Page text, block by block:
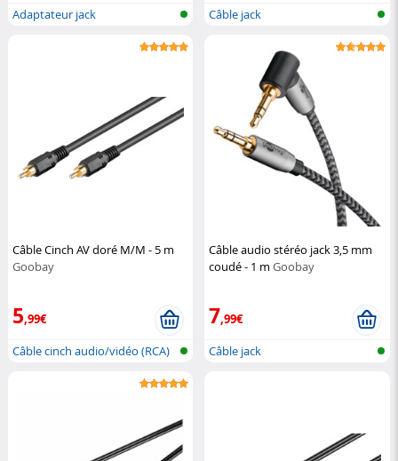
Adaptateur jack
Câble jack
Câble Cinch AV doré M/M - 5 m
Goobay
5,99€
Câble cinch audio/vidéo (RCA)
Câble audio stéréo jack 3,5 mm
coudé - 1 mGoobay
7,99€
Câble jack